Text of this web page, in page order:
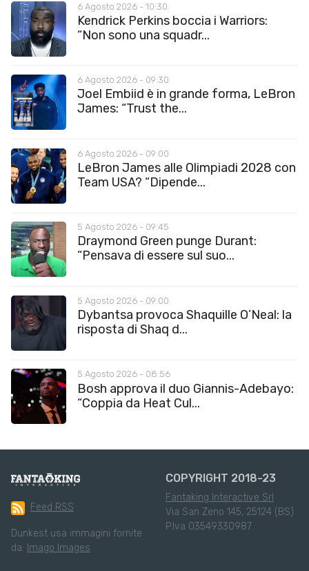
6 Agosto 2026 - 10:30
Kendrick Perkins boccia i Warriors:
“Non sono una squadr...
6 Agosto 2026 - 09:30
Joel Embiid è in grande forma, LeBron
James: “Trust the...
6 Agosto 2026 - 09:00
LeBron James alle Olimpiadi 2028 con
Team USA? “Dipende...
5 Agosto 2026 - 09:45
Draymond Green punge Durant:
“Pensava di essere sul suo...
5 Agosto 2026 - 09:00
Dybantsa provoca Shaquille O’Neal: la
risposta di Shaq d...
5 Agosto 2026 - 08:56
Bosh approva il duo Giannis-Adebayo:
“Coppia da Heat Cul...
Feed RSS
Dunkest usa immagini fornite
da: Imago Images
COPYRIGHT 2018-23
Fantaking Interactive Srl
Via San Zeno 145, 25124 (BS)
P.Iva 03549330987